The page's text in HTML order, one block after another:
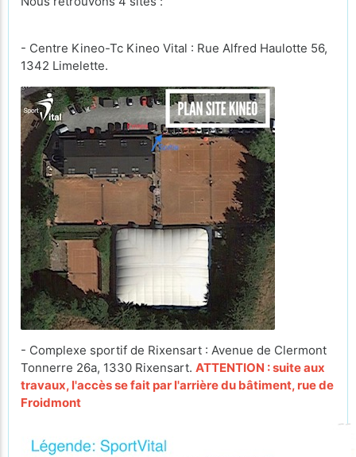
- Centre Kineo-Tc Kineo Vital : Rue Alfred Haulotte 56,
1342 Limelette.
- Complexe sportif de Rixensart : Avenue de Clermont
Tonnerre 26a, 1330 Rixensart. ATTENTION : suite aux
travaux, l'accès se fait par l'arrière du bâtiment, rue de
Froidmont